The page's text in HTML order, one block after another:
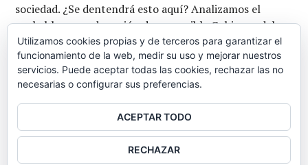
sociedad. ¿Se dentendrá esto aquí? Analizamos el
probable curso de acción de un posible Gobierno del
Partido Popular. También analizamos el Gobierno post
Brexit que se ha formado en Inglaterra, …
Seguir leyendoLo que nos cuesta la clase política
BARRA
LATERAL
Utilizamos cookies propias y de terceros para garantizar el
funcionamiento de la web, medir su uso y mejorar nuestros
servicios. Puede aceptar todas las cookies, rechazar las no
necesarias o configurar sus preferencias.
ACEPTAR TODO
RECHAZAR